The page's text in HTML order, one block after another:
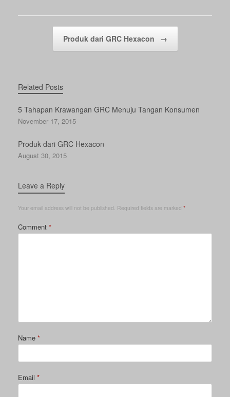
Produk dari GRC Hexacon →
Related Posts
5 Tahapan Krawangan GRC Menuju Tangan Konsumen
November 17, 2015
Produk dari GRC Hexacon
August 30, 2015
Leave a Reply
Your email address will not be published. Required fields are marked *
Comment *
Name *
Email *